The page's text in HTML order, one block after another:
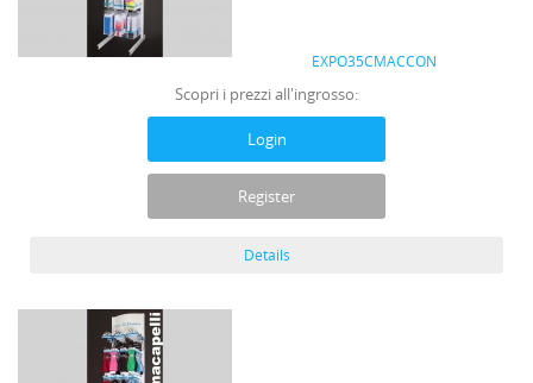
EXPO35CMACCON
Scopri i prezzi all'ingrosso:
Login
Register
Details